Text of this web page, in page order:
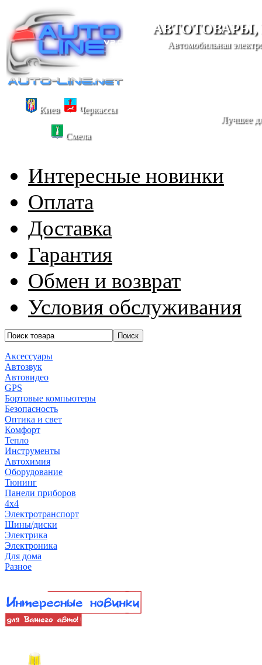
Автомобильная
Киев Черкассы
Смела
Лучшее
Интересные новинки
Оплата
Доставка
Гарантия
Обмен и возврат
Условия обслуживания
Аксессуары
Автозвук
Автовидео
GPS
Бортовые компьютеры
Безопасность
Оптика и свет
Комфорт
Тепло
Инструменты
Автохимия
Оборудование
Тюнинг
Панели приборов
4x4
Электротранспорт
Шины/диски
Электрика
Электроника
Для дома
Разное